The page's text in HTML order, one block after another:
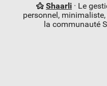
Shaarli· Le
personnel,
la communauté